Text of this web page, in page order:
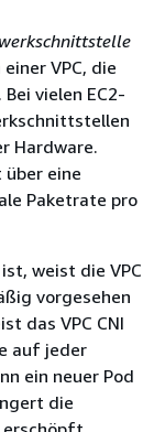
VPC, die
vielen EC2-
Hardware.
eine
Paketrate pro
weist die VPC
vorgesehen
das VPC CNI
auf jeder
ein neuer Pod
die